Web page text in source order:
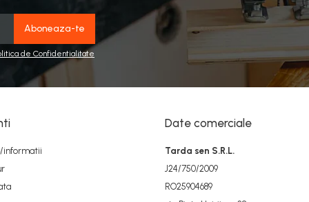
de Confidentialitate
Date comerciale
Tarda sen S.R.L.
J24/750/2009
RO25904689